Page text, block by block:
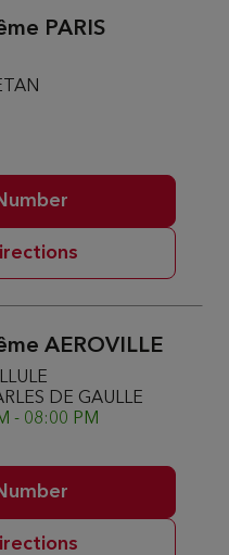
PARIS
AEROVILLE
DE GAULLE
- 08:00 PM